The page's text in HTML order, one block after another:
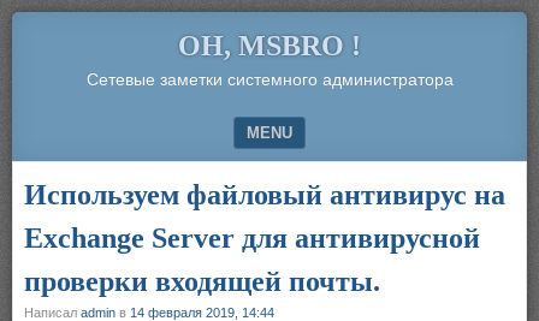
OH, MSBRO !
Сетевые заметки системного администратора
MENU
Используем файловый антивирус на
Exchange Server для антивирусной
проверки входящей почты.
Написал admin в 14 февраля 2019, 14:44